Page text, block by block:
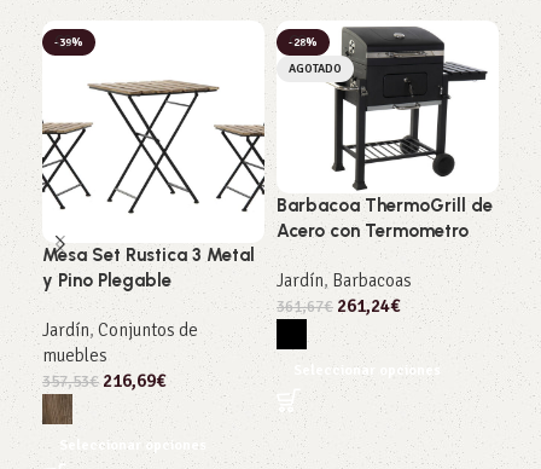
-39%
Mesa Set Rustica 3 Metal
y Pino Plegable
Jardín,Conjuntos de
muebles
357,53€ 216,69€
Seleccionar opciones
-28%
AGOTADO
Barbacoa ThermoGrill de
Acero con Termometro
Jardín, Barbacoas
361,67€ 261,24€
Seleccionar opciones
-